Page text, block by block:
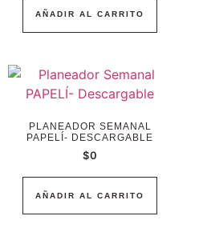
AÑADIR AL CARRITO
PLANEADOR SEMANAL
PAPELÍ- DESCARGABLE
$0
AÑADIR AL CARRITO